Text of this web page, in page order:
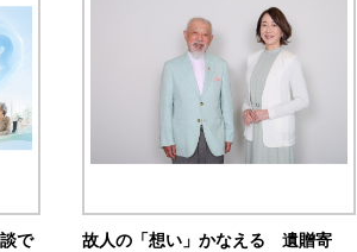
で
故人の「想い」かなえる 遺贈寄